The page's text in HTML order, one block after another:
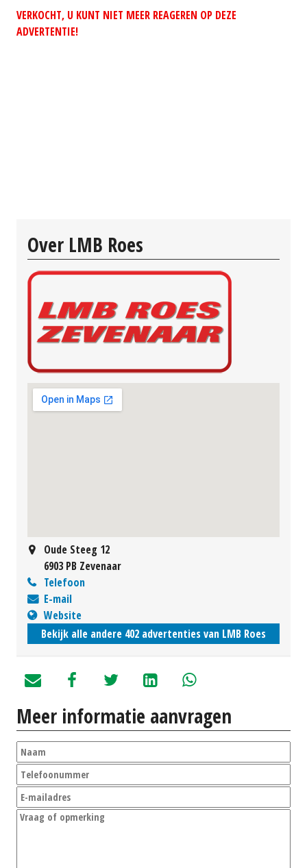
VERKOCHT, U KUNT NIET MEER REAGEREN OP DEZE
ADVERTENTIE!
Over LMB Roes
Oude Steeg 12
6903 PB Zevenaar
Telefoon
E-mail
Website
Bekijk alle andere 402 advertenties van LMB Roes
Meer informatie aanvragen